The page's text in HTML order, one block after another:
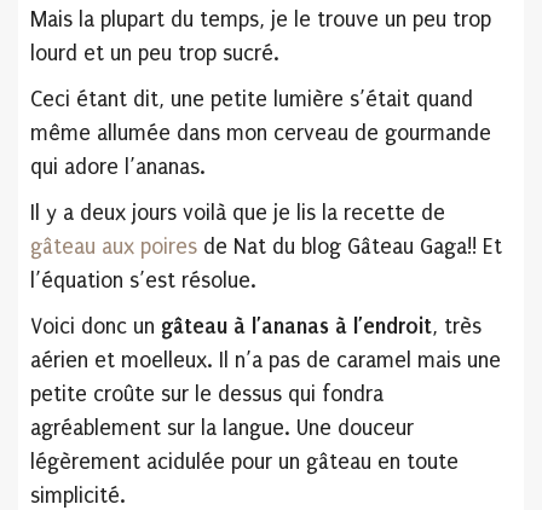
Mais la plupart du temps, je le trouve un peu trop
lourd et un peu trop sucré.
Ceci étant dit, une petite lumière s’était quand
même allumée dans mon cerveau de gourmande
qui adore l’ananas.
Il y a deux jours voilà que je lis la recette de
gâteau aux poires de Nat du blog Gâteau Gaga!! Et
l’équation s’est résolue.
Voici donc un gâteau à l’ananas à l’endroit, très
aérien et moelleux. Il n’a pas de caramel mais une
petite croûte sur le dessus qui fondra
agréablement sur la langue. Une douceur
légèrement acidulée pour un gâteau en toute
simplicité.